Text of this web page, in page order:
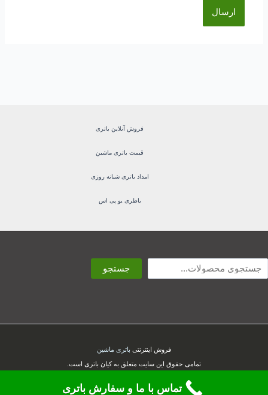
فروش آنلاین باتری
قیمت باتری ماشین
امداد باتری شبانه روزی
باطری یو پی اس
جستجو
فروش اینترنتی باتری ماشین
تمامی حقوق این سایت متعلق به کیان باتری است.
تماس با ما و سفارش باتری